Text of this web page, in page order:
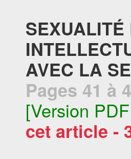
SEXUALITÉ
AVEC LA
Pages 41 à
[Version
cet article -